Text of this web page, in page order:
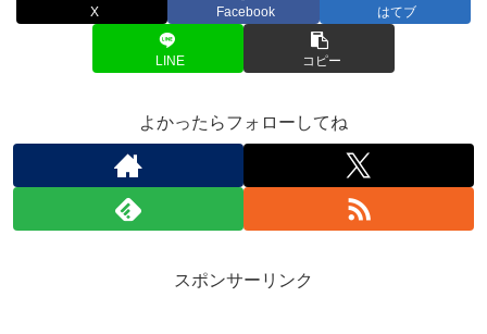
X Facebook はてブ
LINE コピー
よかったらフォローしてね
スポンサーリンク